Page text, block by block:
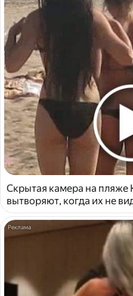
Скрытая камера на
вытворяют, когда их не